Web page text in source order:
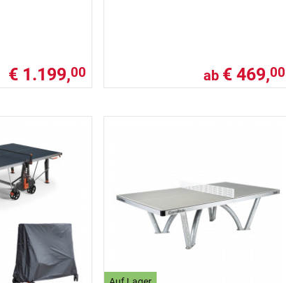
€ 1.199,00 ab € 469,00